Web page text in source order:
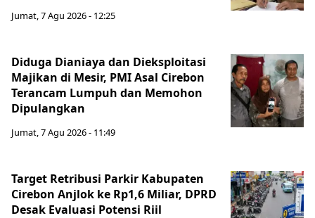
Jumat, 7 Agu 2026 - 12:25
Diduga Dianiaya dan Dieksploitasi
Majikan di Mesir, PMI Asal Cirebon
Terancam Lumpuh dan Memohon
Dipulangkan
Jumat, 7 Agu 2026 - 11:49
Target Retribusi Parkir Kabupaten
Cirebon Anjlok ke Rp1,6 Miliar, DPRD
Desak Evaluasi Potensi Riil